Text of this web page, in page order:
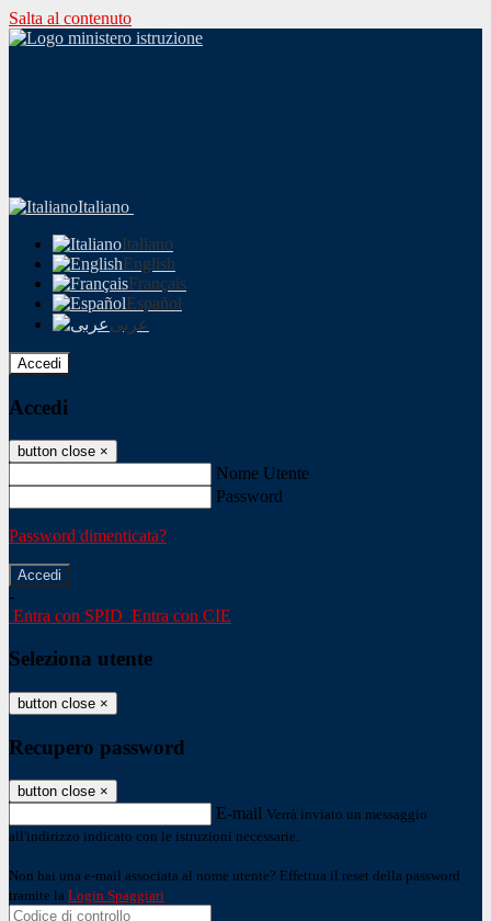
Salta al contenuto
Italiano
Italiano
English
Français
Español
عربى
Accedi
Accedi
button close ×
Nome Utente
Password
Password dimenticata?
-
Entra con SPID Entra con CIE
Seleziona utente
button close ×
Recupero password
button close ×
E-mail Verrà inviato un messaggio
all'indirizzo indicato con le istruzioni necessarie.
Non hai una e-mail associata al nome utente? Effettua il reset della password
tramite la Login Spaggiari